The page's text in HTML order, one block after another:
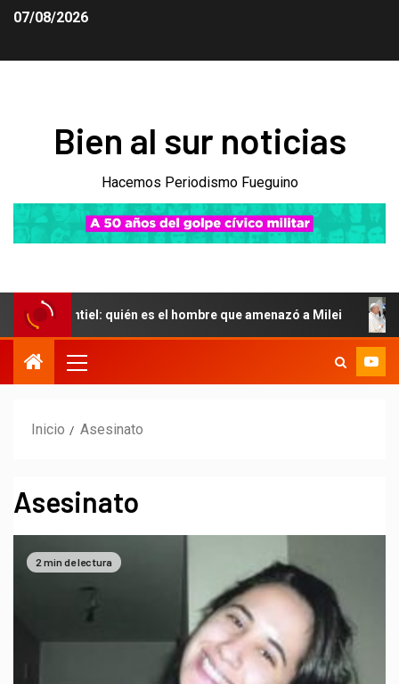
07/08/2026
Bien al sur noticias
Hacemos Periodismo Fueguino
quién es el hombre que amenazó a Milei El
Inicio Asesinato
Asesinato
2 min de lectura